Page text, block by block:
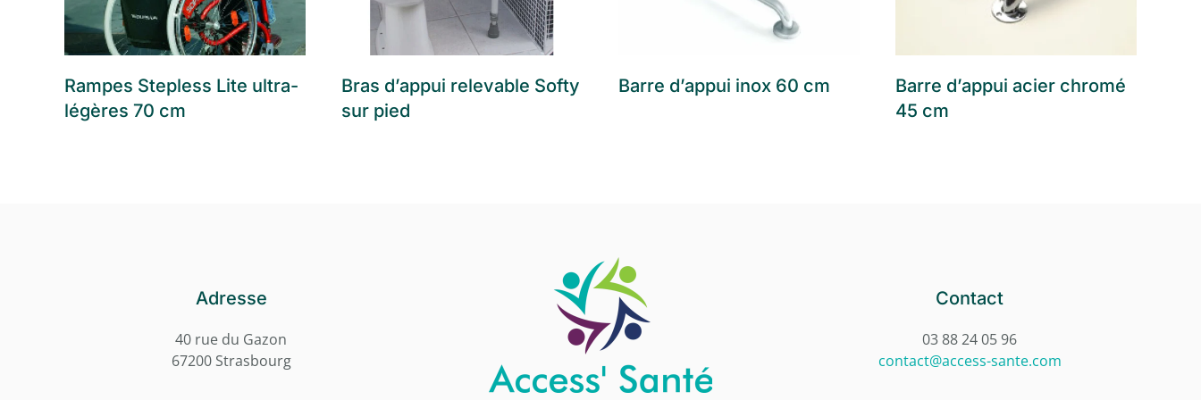
Rampes Stepless Lite ultra-
légères 70 cm
Bras d’appui relevable Softy
sur pied
Barre d’appui inox 60 cm
Barre d’appui acier chromé
45 cm
Adresse
40 rue du Gazon
67200 Strasbourg
Contact
03 88 24 05 96
contact@access-sante.com